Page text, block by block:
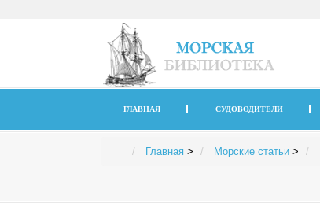
ГЛАВНАЯ СУДОВОДИТЕЛИ
Главная > Морские статьи >